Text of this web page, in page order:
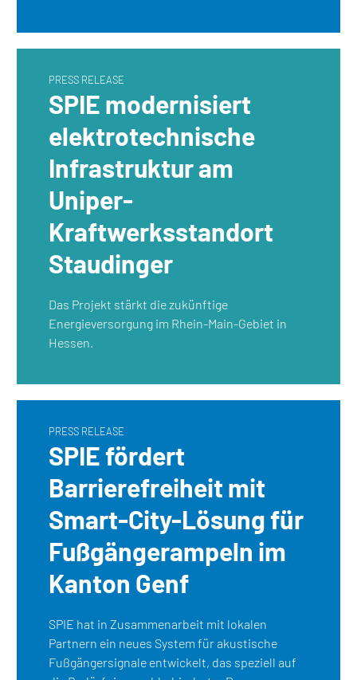
PRESS RELEASE
SPIE modernisiert
elektrotechnische
Infrastruktur am
Uniper-
Kraftwerksstandort
Staudinger
Das Projekt stärkt die zukünftige
Energieversorgung im Rhein-Main-Gebiet in
Hessen.
PRESS RELEASE
SPIE fördert
Barrierefreiheit mit
Smart-City-Lösung für
Fußgängerampeln im
Kanton Genf
SPIE hat in Zusammenarbeit mit lokalen
Partnern ein neues System für akustische
Fußgängersignale entwickelt, das speziell auf